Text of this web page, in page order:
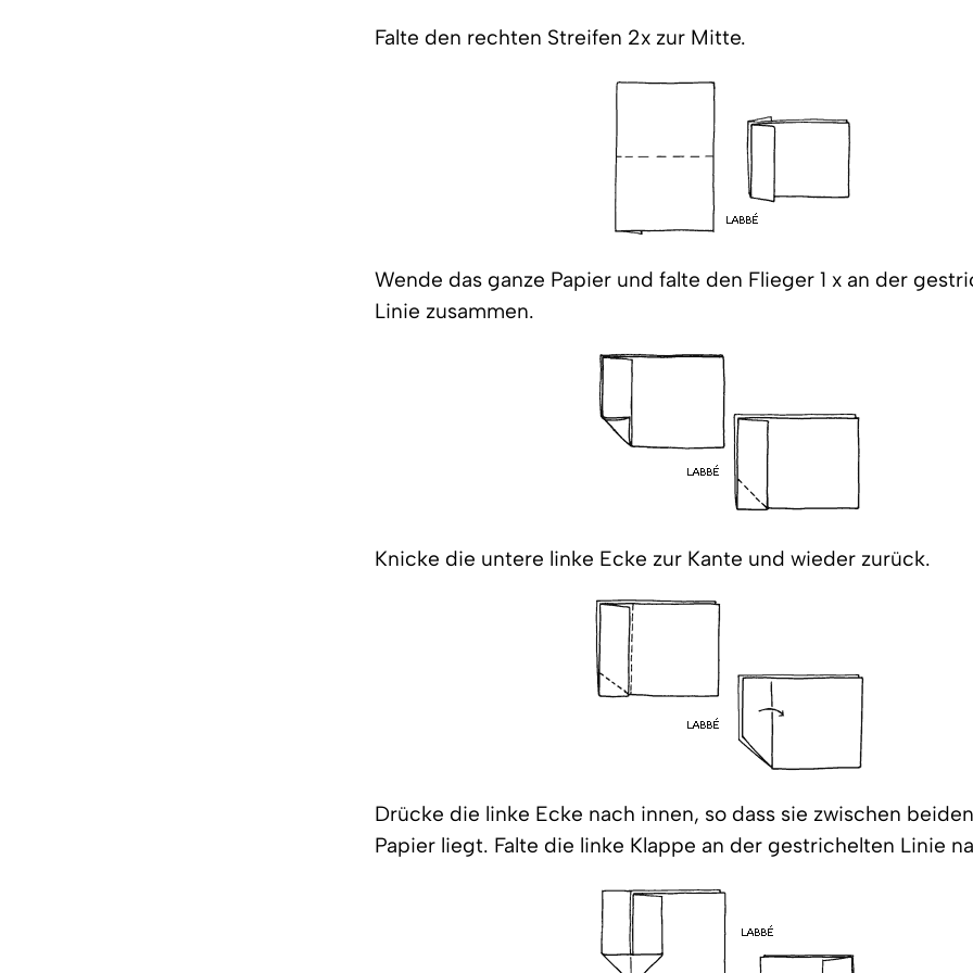
Falte den rechten Streifen 2x zur Mitte.
Wende das ganze Papier und falte den Flieger 1 x an der
Linie zusammen.
Knicke die untere linke Ecke zur Kante und wieder zurück.
Drücke die linke Ecke nach innen, so dass sie zwischen
Papier liegt. Falte die linke Klappe an der gestrichelten Linie